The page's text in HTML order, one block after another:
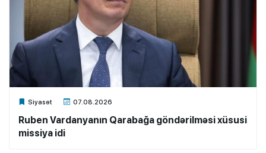
Siyasət 07.08.2026
Xalq.Online
Ruben Vardanyanın Qarabağa göndərilməsi xüsusi
missiya idi